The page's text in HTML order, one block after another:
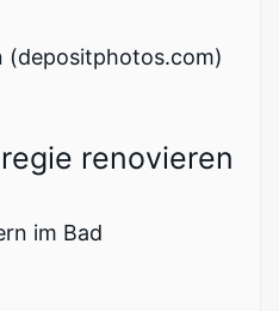
renovieren